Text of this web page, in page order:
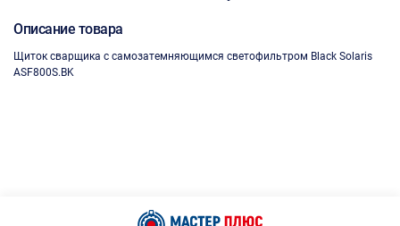
Описание товара
Щиток сварщика с самозатемняющимся светофильтром Black Solaris
ASF800S.BK